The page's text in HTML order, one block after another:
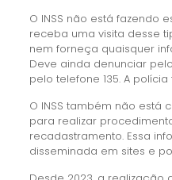
O INSS não está fazendo
receba uma visita desse
nem forneça quaisquer
Deve ainda denunciar
pelo telefone 135. A
O INSS também não está
para realizar
recadastramento. Essa
disseminada em sites e